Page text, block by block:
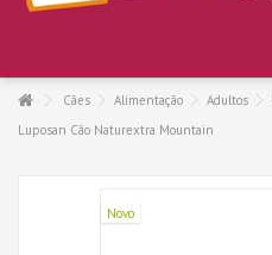
Cães Alimentação Adultos
Luposan Cão Naturextra Mountain
Novo